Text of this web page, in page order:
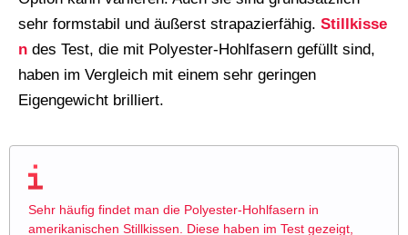
sehr formstabil und äußerst strapazierfähig. Stillkisse
n des Test, die mit Polyester-Hohlfasern gefüllt sind,
haben im Vergleich mit einem sehr geringen
Eigengewicht brilliert.
Sehr häufig findet man die Polyester-Hohlfasern in
amerikanischen Stillkissen. Diese haben im Test gezeigt,